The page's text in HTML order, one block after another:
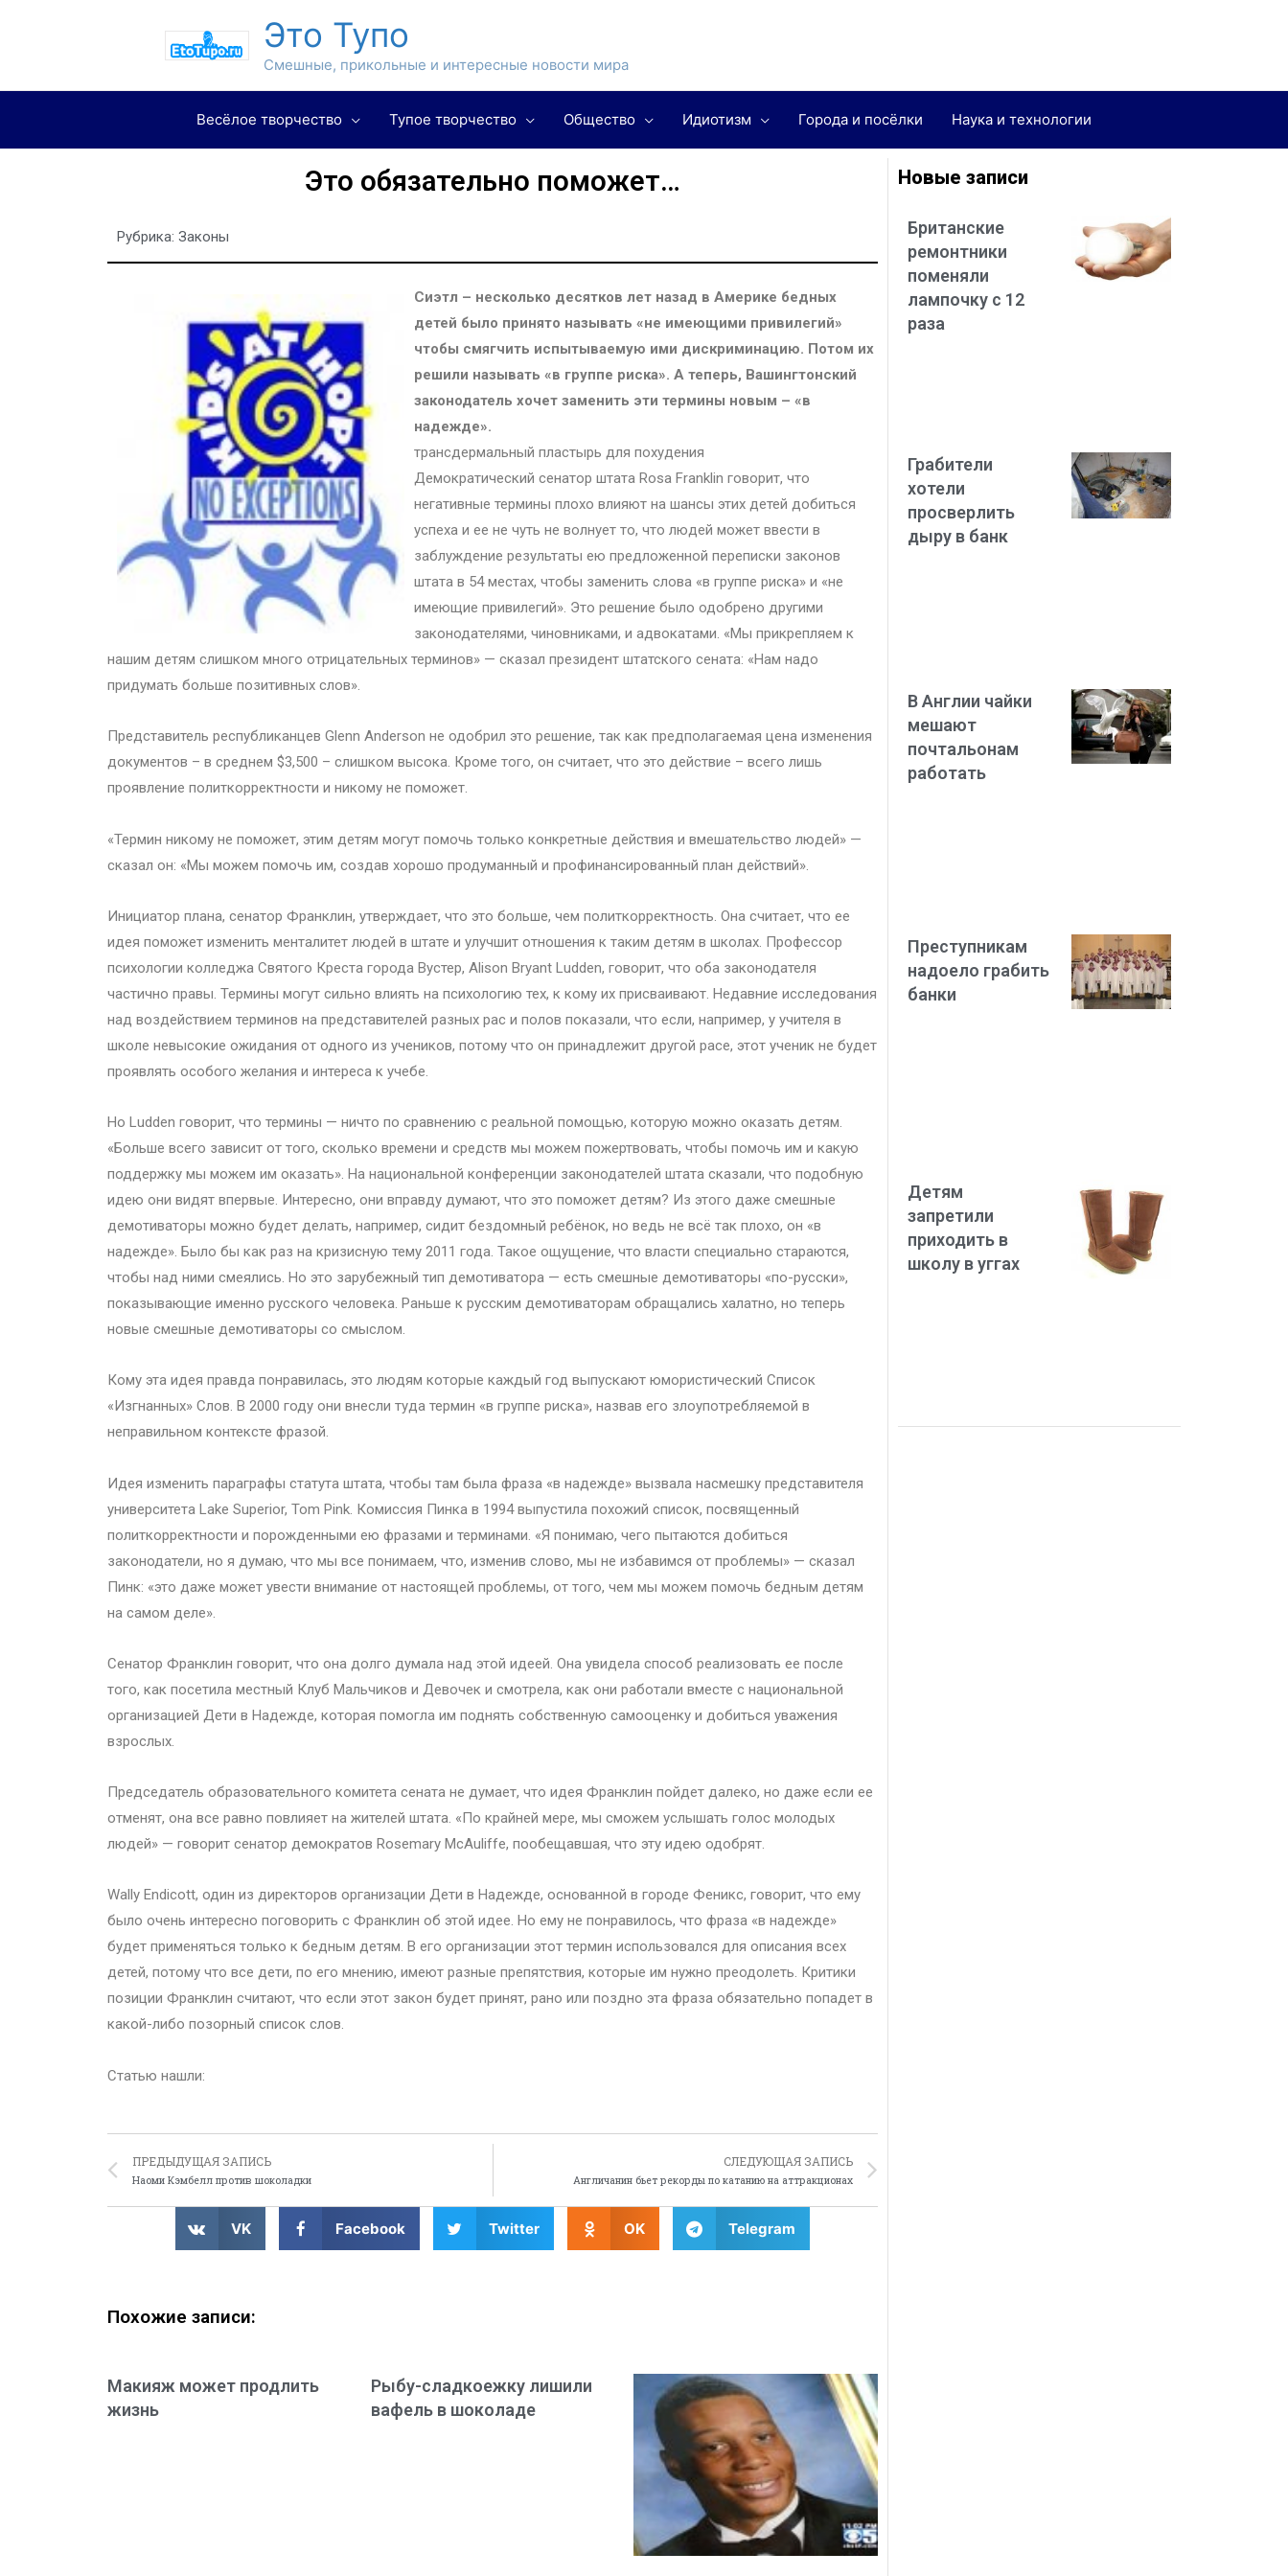
Это Тупо
Смешные, прикольные и интересные новости мира
Весёлое творчество Тупое творчество Общество Идиотизм Города и посёлки Наука и технологии
Это обязательно поможет…
Рубрика: Законы
Сиэтл – несколько десятков лет назад в Америке бедных
детей было принято называть «не имеющими привилегий»
чтобы смягчить испытываемую ими дискриминацию. Потом их
решили называть «в группе риска». А теперь, Вашингтонский
законодатель хочет заменить эти термины новым – «в
надежде».
трансдермальный пластырь для похудения
Демократический сенатор штата Rosa Franklin говорит, что
негативные термины плохо влияют на шансы этих детей добиться
успеха и ее не чуть не волнует то, что людей может ввести в
заблуждение результаты ею предложенной переписки законов
штата в 54 местах, чтобы заменить слова «в группе риска» и «не
имеющие привилегий». Это решение было одобрено другими
законодателями, чиновниками, и адвокатами. «Мы прикрепляем к
нашим детям слишком много отрицательных терминов» — сказал президент штатского сената: «Нам надо
придумать больше позитивных слов».
Представитель республиканцев Glenn Anderson не одобрил это решение, так как предполагаемая цена изменения
документов – в среднем $3,500 – слишком высока. Кроме того, он считает, что это действие – всего лишь
проявление политкорректности и никому не поможет.
«Термин никому не поможет, этим детям могут помочь только конкретные действия и вмешательство людей» —
сказал он: «Мы можем помочь им, создав хорошо продуманный и профинансированный план действий».
Инициатор плана, сенатор Франклин, утверждает, что это больше, чем политкорректность. Она считает, что ее
идея поможет изменить менталитет людей в штате и улучшит отношения к таким детям в школах. Профессор
психологии колледжа Святого Креста города Вустер, Alison Bryant Ludden, говорит, что оба законодателя
частично правы. Термины могут сильно влиять на психологию тех, к кому их присваивают. Недавние исследования
над воздействием терминов на представителей разных рас и полов показали, что если, например, у учителя в
школе невысокие ожидания от одного из учеников, потому что он принадлежит другой расе, этот ученик не будет
проявлять особого желания и интереса к учебе.
Но Ludden говорит, что термины — ничто по сравнению с реальной помощью, которую можно оказать детям.
«Больше всего зависит от того, сколько времени и средств мы можем пожертвовать, чтобы помочь им и какую
поддержку мы можем им оказать». На национальной конференции законодателей штата сказали, что подобную
идею они видят впервые. Интересно, они вправду думают, что это поможет детям? Из этого даже смешные
демотиваторы можно будет делать, например, сидит бездомный ребёнок, но ведь не всё так плохо, он «в
надежде». Было бы как раз на кризисную тему 2011 года. Такое ощущение, что власти специально стараются,
чтобы над ними смеялись. Но это зарубежный тип демотиватора — есть смешные демотиваторы «по-русски»,
показывающие именно русского человека. Раньше к русским демотиваторам обращались халатно, но теперь
новые смешные демотиваторы со смыслом.
Кому эта идея правда понравилась, это людям которые каждый год выпускают юмористический Список
«Изгнанных» Слов. В 2000 году они внесли туда термин «в группе риска», назвав его злоупотребляемой в
неправильном контексте фразой.
Идея изменить параграфы статута штата, чтобы там была фраза «в надежде» вызвала насмешку представителя
университета Lake Superior, Tom Pink. Комиссия Пинка в 1994 выпустила похожий список, посвященный
политкорректности и порожденными ею фразами и терминами. «Я понимаю, чего пытаются добиться
законодатели, но я думаю, что мы все понимаем, что, изменив слово, мы не избавимся от проблемы» — сказал
Пинк: «это даже может увести внимание от настоящей проблемы, от того, чем мы можем помочь бедным детям
на самом деле».
Сенатор Франклин говорит, что она долго думала над этой идеей. Она увидела способ реализовать ее после
того, как посетила местный Клуб Мальчиков и Девочек и смотрела, как они работали вместе с национальной
организацией Дети в Надежде, которая помогла им поднять собственную самооценку и добиться уважения
взрослых.
Председатель образовательного комитета сената не думает, что идея Франклин пойдет далеко, но даже если ее
отменят, она все равно повлияет на жителей штата. «По крайней мере, мы сможем услышать голос молодых
людей» — говорит сенатор демократов Rosemary McAuliffe, пообещавшая, что эту идею одобрят.
Wally Endicott, один из директоров организации Дети в Надежде, основанной в городе Феникс, говорит, что ему
было очень интересно поговорить с Франклин об этой идее. Но ему не понравилось, что фраза «в надежде»
будет применяться только к бедным детям. В его организации этот термин использовался для описания всех
детей, потому что все дети, по его мнению, имеют разные препятствия, которые им нужно преодолеть. Критики
позиции Франклин считают, что если этот закон будет принят, рано или поздно эта фраза обязательно попадет в
какой-либо позорный список слов.
Статью нашли:
ПРЕДЫДУЩАЯ ЗАПИСЬ
Наоми Кэмбелл против шоколадки
СЛЕДУЮЩАЯ ЗАПИСЬ
Англичанин бьет рекорды по катанию на аттракционах
VK Facebook Twitter OK Telegram
Похожие записи:
Макияж может продлить
жизнь
Рыбу-сладкоежку лишили
вафель в шоколаде
Новые записи
Британские
ремонтники
поменяли
лампочку с 12
раза
Грабители
хотели
просверлить
дыру в банк
В Англии чайки
мешают
почтальонам
работать
Преступникам
надоело грабить
банки
Детям
запретили
приходить в
школу в уггах